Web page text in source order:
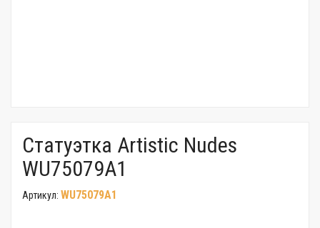
Статуэтка Artistic Nudes
WU75079A1
Артикул: WU75079A1